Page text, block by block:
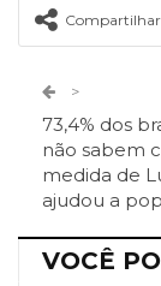
Compartilhar
Facebook
>
73,4% dos
não sabem
medida de
ajudou a
VOCÊ